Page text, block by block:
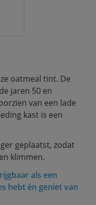
oatmeal tint. De
jaren 50 en
van een lade
kast is een
geplaatst, zodat
klimmen.
als een
hebt én geniet van